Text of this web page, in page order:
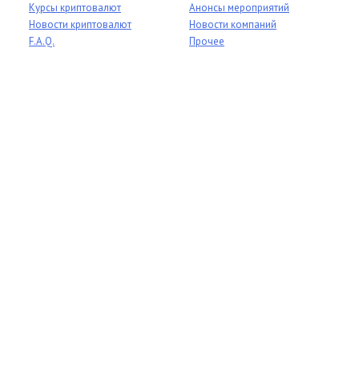
Курсы криптовалют
Новости криптовалют
F.A.Q.
Анонсы мероприятий
Новости компаний
Прочее